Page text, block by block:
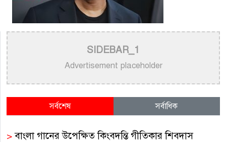
SIDEBAR_1
Advertisement placeholder
সর্বশেষ সর্বাধিক
>বাংলা গানের উপেক্ষিত কিংবদন্তি গীতিকার শিবদাস